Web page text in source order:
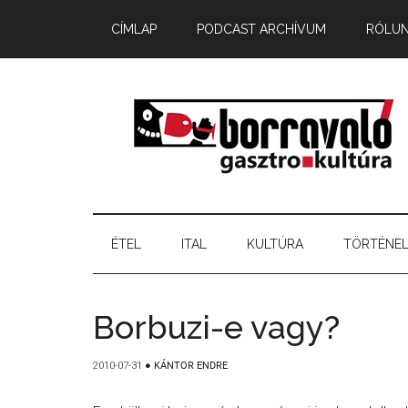
CÍMLAP PODCAST ARCHÍVUM
ÉTEL ITAL KULTÚRA
Borbuzi-e vagy?
2010-07-31 ● KÁNTOR ENDRE